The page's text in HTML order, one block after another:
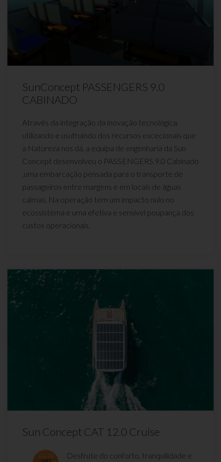
SunConcept PASSENGERS 9.0
CABINADO
Através da integração da inovação tecnológica,
utilizando e usufruindo dos recursos excecionais que
a Natureza nos dá, a equipa de engenharia da Sun
Concept desenvolveu o PASSENGERS 9.0 Cabinado
,uma embarcação pensada para o transporte de
passageiros entre margens e em locais de águas
calmas. Na operação tem um impacto nulo no
ecossistema e uma efetiva e sensível poupança dos
custos operacionais.
Sun Concept CAT 12.0 Cruise
Desfrute do conforto, tranquilidade e